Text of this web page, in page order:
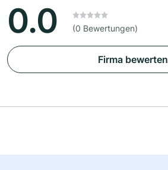
0.0 (0 Bewertungen)
Firma bewerten